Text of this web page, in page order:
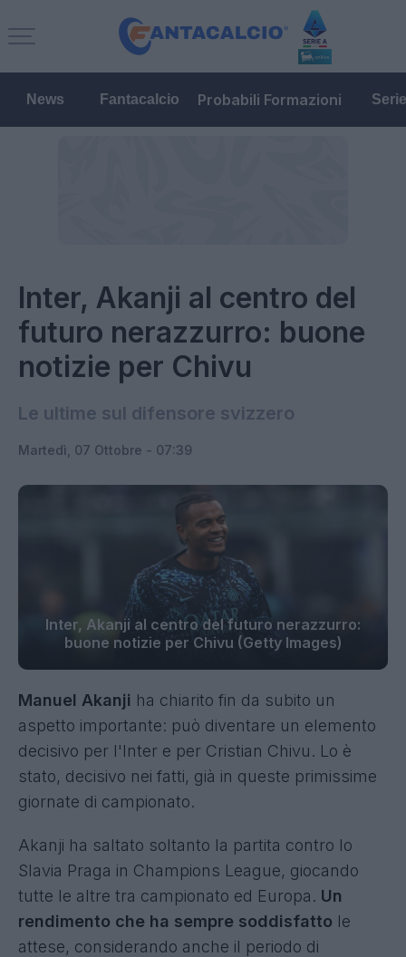
News Fantacalcio Probabili Formazioni
Inter, Akanji al centro del
futuro nerazzurro: buone
notizie per Chivu
Le ultime sul difensore svizzero
Martedì, 07 Ottobre - 07:39
Inter, Akanji al centro del futuro nerazzurro:
buone notizie per Chivu (Getty Images)
Manuel Akanji ha chiarito fin da subito un
aspetto importante: può diventare un elemento
decisivo per l'Inter e per Cristian Chivu. Lo è
stato, decisivo nei fatti, già in queste primissime
giornate di campionato.
Akanji ha saltato soltanto la partita contro lo
Slavia Praga in Champions League, giocando
tutte le altre tra campionato ed Europa. Un
rendimento che ha sempre soddisfatto le
attese, considerando anche il periodo di